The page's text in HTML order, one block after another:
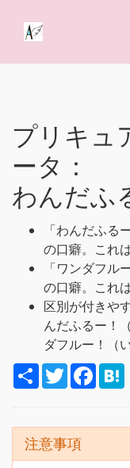
プリキ
ータ：
わんだふ
「わんだふる
の口癖。これ
「ワンダフル
の口癖。これ
区別が付きや
んだふるー！
ダフルー！（
S
h
T
w
e
r
F
a
o
k
注意事項